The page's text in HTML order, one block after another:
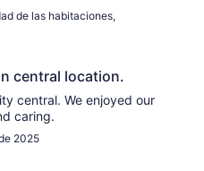
de las habitaciones,
central location.
central. We enjoyed our
caring.
2025